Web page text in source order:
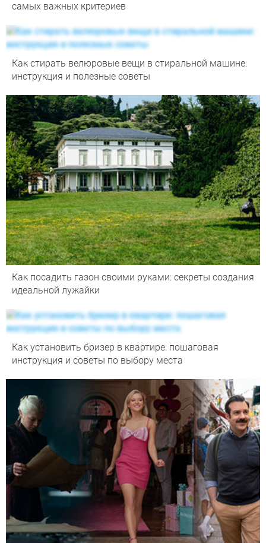
самых важных критериев
Как стирать велюровые вещи в стиральной машине:
инструкция и полезные советы
Как посадить газон своими руками: секреты создания
идеальной лужайки
Как установить бризер в квартире: пошаговая
инструкция и советы по выбору места